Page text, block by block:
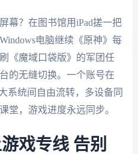
幕？在图书馆用iPad搓一把
电脑继续《原神》每
《魔域口袋版》的军团任
的无缝切换。一个账号在
系统间自由流转，多设备同
堂，游戏进度永远同步。
戏专线 告别